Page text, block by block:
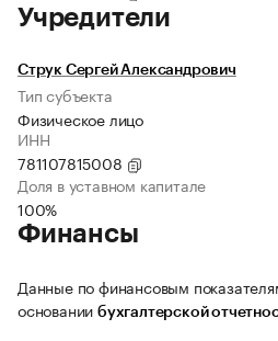
Учредители
Струк Сергей Александрович
Тип субъекта
Физическое лицо
ИНН
781107815008
Доля в уставном капитале
100%
Финансы
Данные по финансовым
основании бухгалтерской